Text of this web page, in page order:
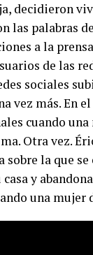
decidieron
las palabras
a la
de las
sociales
vez más. En
cuando una
Otra vez.
sobre la que
casa y
una mujer